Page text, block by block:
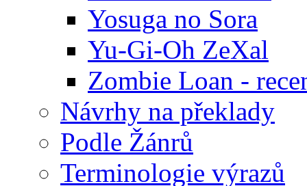
Yosuga no Sora
Yu-Gi-Oh ZeXal
Zombie Loan -
Návrhy na překlady
Podle Žánrů
Terminologie výrazů